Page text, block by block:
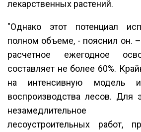
лекарственных растений.
"Однако этот потенциал
полном объеме, - пояснил он.
расчетное ежегодное
составляет не более 60%.
на интенсивную модель
воспроизводства лесов. Для
незамедлительное
лесоустроительных работ,